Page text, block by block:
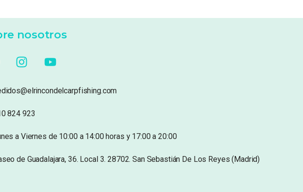
nosotros
824 923
a Viernes de 10:00 a 14:00 horas y 17:00 a 20:00
de Guadalajara, 36. Local 3. 28702. San Sebastián De Los Reyes (Madrid)